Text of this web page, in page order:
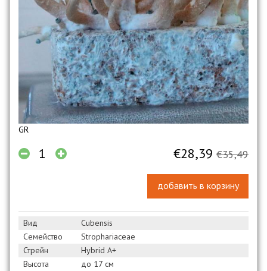
GR
€28,39 €35,49
добавить в корзину
Вид
Сubensis
Семейство
Strophariaceae
Стрейн
Hybrid A+
Высота
до 17 см